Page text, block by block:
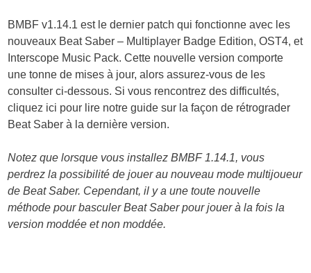
BMBF v1.14.1 est le dernier patch qui fonctionne avec les
nouveaux Beat Saber – Multiplayer Badge Edition, OST4, et
Interscope Music Pack. Cette nouvelle version comporte
une tonne de mises à jour, alors assurez-vous de les
consulter ci-dessous. Si vous rencontrez des difficultés,
cliquez ici pour lire notre guide sur la façon de rétrograder
Beat Saber à la dernière version.
Notez que lorsque vous installez BMBF 1.14.1, vous
perdrez la possibilité de jouer au nouveau mode multijoueur
de Beat Saber. Cependant, il y a une toute nouvelle
méthode pour basculer Beat Saber pour jouer à la fois la
version moddée et non moddée.